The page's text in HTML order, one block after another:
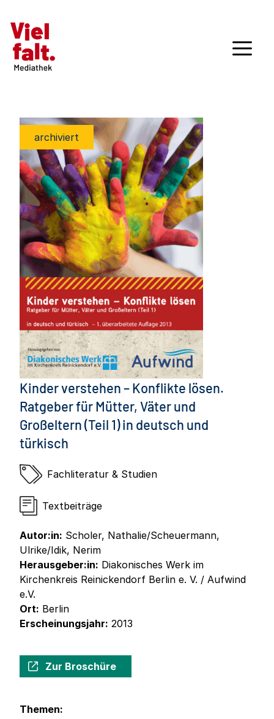
archiviert
Kinder verstehen – Konflikte lösen.
Ratgeber für Mütter, Väter und
Großeltern (Teil 1) in deutsch und
türkisch
Fachliteratur & Studien
Textbeiträge
Autor:in: Scholer, Nathalie/Scheuermann,
Ulrike/Idik, Nerim
Herausgeber:in: Diakonisches Werk im
Kirchenkreis Reinickendorf Berlin e. V. / Aufwind
e.V.
Ort: Berlin
Erscheinungsjahr: 2013
Zur Broschüre
Themen: